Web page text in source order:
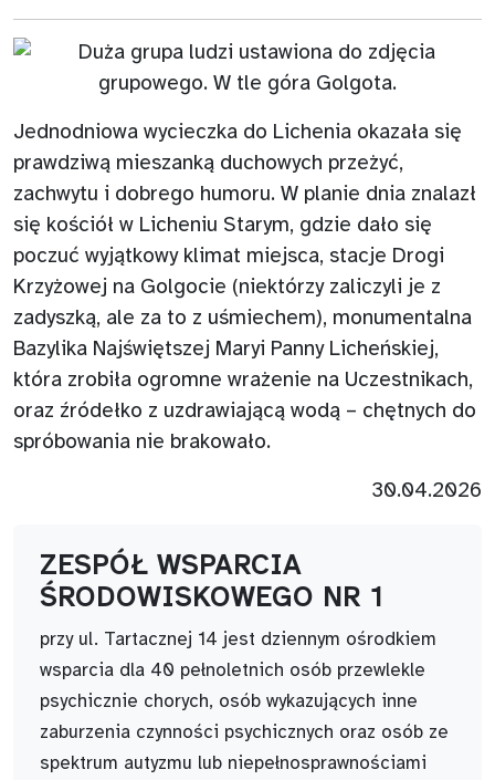
Jednodniowa wycieczka do Lichenia okazała się
prawdziwą mieszanką duchowych przeżyć,
zachwytu i dobrego humoru. W planie dnia znalazł
się kościół w Licheniu Starym, gdzie dało się
poczuć wyjątkowy klimat miejsca, stacje Drogi
Krzyżowej na Golgocie (niektórzy zaliczyli je z
zadyszką, ale za to z uśmiechem), monumentalna
Bazylika Najświętszej Maryi Panny Licheńskiej,
która zrobiła ogromne wrażenie na Uczestnikach,
oraz źródełko z uzdrawiającą wodą – chętnych do
spróbowania nie brakowało.
30.04.2026
ZESPÓŁ WSPARCIA
ŚRODOWISKOWEGO NR 1
przy ul. Tartacznej 14 jest dziennym ośrodkiem
wsparcia dla 40 pełnoletnich osób przewlekle
psychicznie chorych, osób wykazujących inne
zaburzenia czynności psychicznych oraz osób ze
spektrum autyzmu lub niepełnosprawnościami